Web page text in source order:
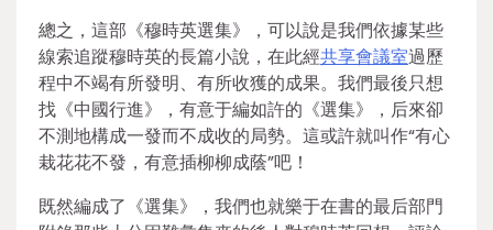
總之，這部《穆時英選集》，可以說是我們依據某些
線索追蹤穆時英的長篇小說，在此經共享會議室過歷
程中不竭有所發明、有所收獲的成果。我們最後只想
找《中國行進》，有意于編如許的《選集》，后來卻
不測地構成一發而不成收的局勢。這或許就叫作“有心
栽花花不發，有意插柳柳成蔭”吧！
既然編成了《選集》，我們也就樂于在書的最后部門